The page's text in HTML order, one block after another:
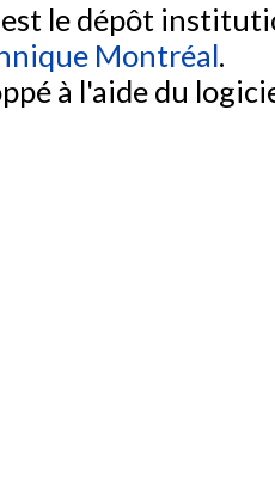
le dépôt
Montréal.
à l'aide du